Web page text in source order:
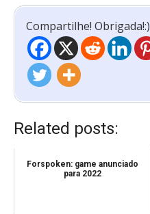
Compartilhe! Obrigada!:)
Related posts:
Forspoken: game anunciado
para 2022